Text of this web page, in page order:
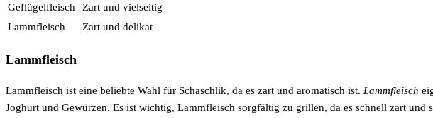
Geflügelfleisch
Zart und vielseitig
Lammfleisch
Zart und delikat
Lammfleisch
Lammfleisch ist eine beliebte Wahl für Schaschlik, da es zart und aromatisch ist. Lammfleisch
Joghurt und Gewürzen. Es ist wichtig, Lammfleisch sorgfältig zu grillen, da es schnell zart